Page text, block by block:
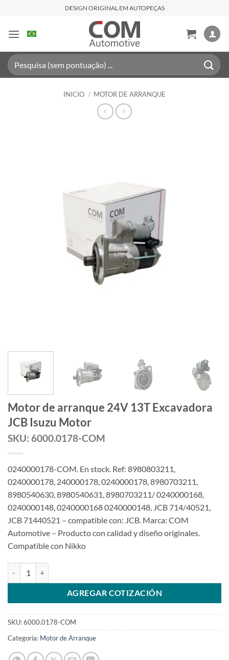
contenido
DESIGN ORIGINAL EM AUTOPEÇAS
Buscar
por:
INICIO / MOTOR DE ARRANQUE
Motor de arranque 24V 13T Excavadora
JCB Isuzu Motor
SKU: 6000.0178-COM
0240000178-COM. En stock. Ref: 8980803211,
0240000178, 240000178, 0240000178, 8980703211,
8980540630, 8980540631, 8980703211/ 0240000168,
0240000148, 0240000168 0240000148, JCB 714/40521,
JCB 71440521 – compatible con: JCB. Marca: COM
Automotive – Producto con calidad y diseño originales.
Compatible con Nikko
AGREGAR COTIZACIÓN
SKU:6000.0178-COM
Categoría: Motor de Arranque